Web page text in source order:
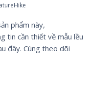
phẩm này,
tin cần thiết về mẫu lều
đây. Cùng theo dõi